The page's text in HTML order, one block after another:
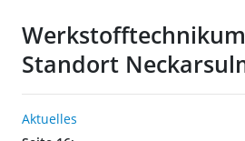
Standort
Aktuelles